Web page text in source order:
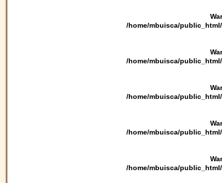
/home/mbuisca/
/home/mbuisca/
/home/mbuisca/
/home/mbuisca/
/home/mbuisca/